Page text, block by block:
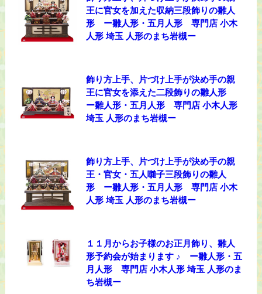
王に官女を加えた収納三段飾りの雛人
形 ー雛人形・五月人形 専門店 小木
人形 埼玉 人形のまち岩槻ー
飾り方上手、片づけ上手が決め手の親
王に官女を添えた二段飾りの雛人形
ー雛人形・五月人形 専門店 小木人形
埼玉 人形のまち岩槻ー
飾り方上手、片づけ上手が決め手の親
王・官女・五人囃子三段飾りの雛人
形 ー雛人形・五月人形 専門店 小木
人形 埼玉 人形のまち岩槻ー
１１月からお子様のお正月飾り、雛人
形予約会が始まります ♪ ー雛人形・五
月人形 専門店 小木人形 埼玉 人形のま
ち岩槻ー